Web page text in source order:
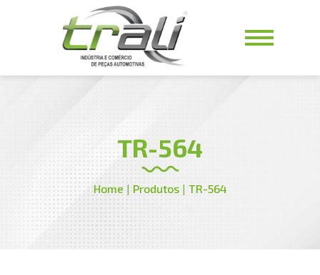
TR-564
Home | Produtos| TR-564